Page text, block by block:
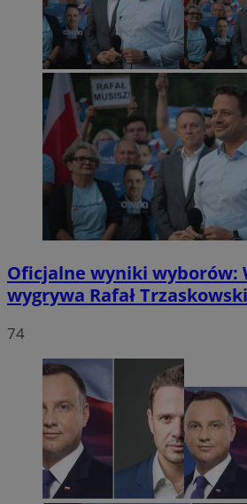
Oficjalne wyniki wyborów:
wygrywa Rafał
74